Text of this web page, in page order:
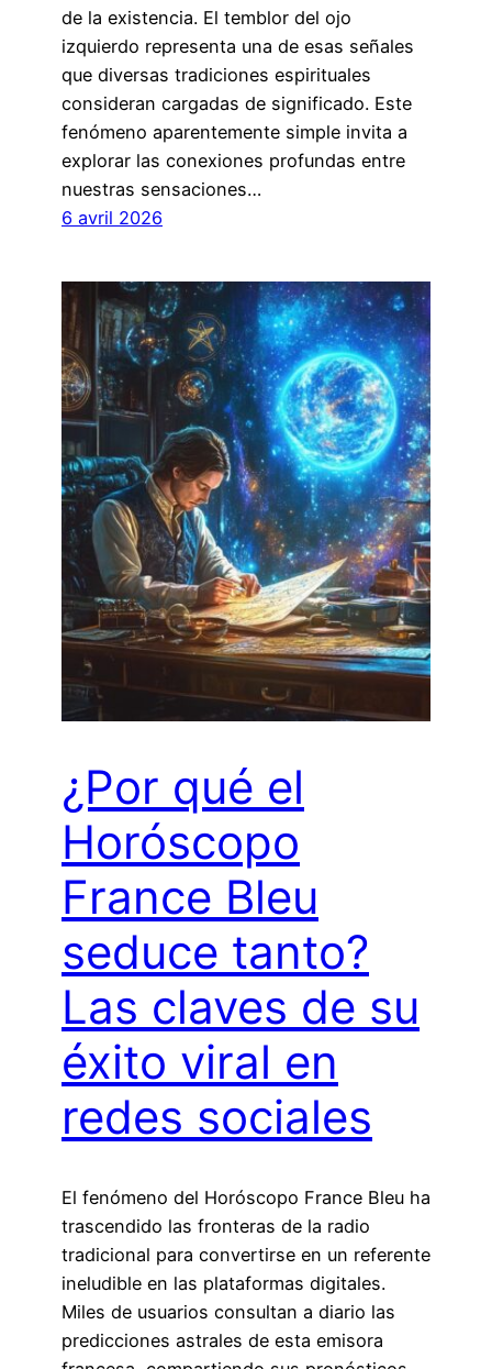
de la existencia. El temblor del ojo
izquierdo representa una de esas señales
que diversas tradiciones espirituales
consideran cargadas de significado. Este
fenómeno aparentemente simple invita a
explorar las conexiones profundas entre
nuestras sensaciones…
6 avril 2026
¿Por qué el
Horóscopo
France Bleu
seduce tanto?
Las claves de su
éxito viral en
redes sociales
El fenómeno del Horóscopo France Bleu ha
trascendido las fronteras de la radio
tradicional para convertirse en un referente
ineludible en las plataformas digitales.
Miles de usuarios consultan a diario las
predicciones astrales de esta emisora